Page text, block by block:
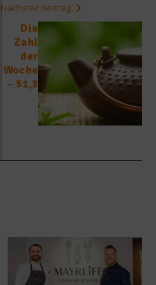
Nächster Beitrag
Die
Zahl
der
Woche
– 51,3